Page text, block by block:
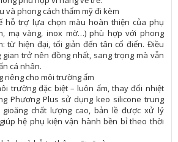
và phong cách thẩm mỹ đi kèm
hỗ trợ lựa chọn màu hoàn thiện của phụ
mạ vàng, inox mờ…) phù hợp với phong
từ hiện đại, tối giản đến tân cổ điển. Điều
trở nên đồng nhất, sang trọng mà vẫn
cá nhân.
riêng cho môi trường ẩm
trường đặc biệt – luôn ẩm, thay đổi nhiệt
Phương Plus sử dụng keo silicone trung
gioăng chất lượng cao, bản lề được xử lý
hệ phụ kiện vận hành bền bỉ theo thời